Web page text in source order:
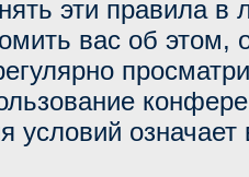
эти правила
вас об
условий